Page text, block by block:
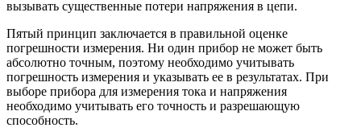
вызывать существенные потери напряжения в цепи.
Пятый принцип заключается в правильной оценке
погрешности измерения. Ни один прибор не может быть
абсолютно точным, поэтому необходимо учитывать
погрешность измерения и указывать ее в результатах. При
выборе прибора для измерения тока и напряжения
необходимо учитывать его точность и разрешающую
способность.